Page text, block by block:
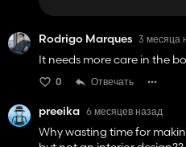
Rodrigo Marques 3 месяца
It needs more care in the
0 Отвечать
preeika 6 месяцев назад
Why wasting time for